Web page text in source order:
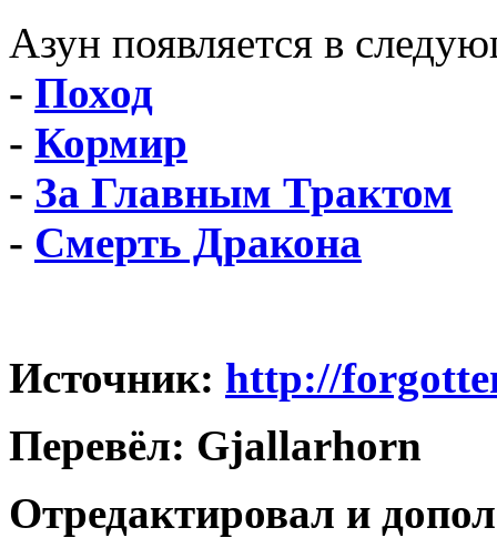
Азун появляется в
- Поход
- Кормир
- За Главным Трактом
- Смерть Дракона
Источник: http://
Перевёл: Gjallarhorn
Отредактировал и